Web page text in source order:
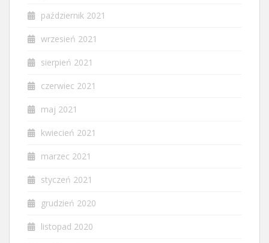
październik 2021
wrzesień 2021
sierpień 2021
czerwiec 2021
maj 2021
kwiecień 2021
marzec 2021
styczeń 2021
grudzień 2020
listopad 2020